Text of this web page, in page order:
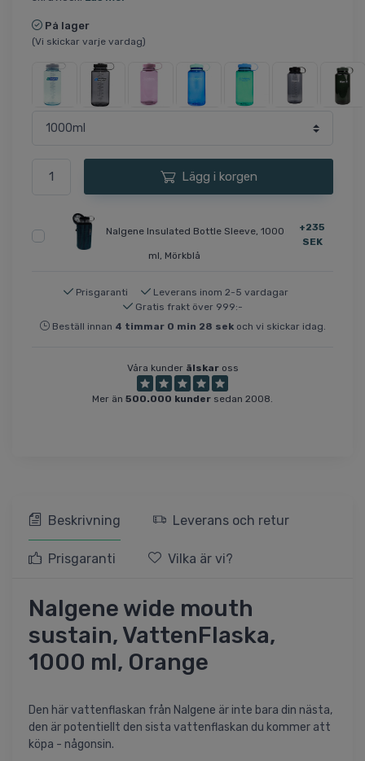
På lager
(Vi skickar varje vardag)
Lägg i korgen
Nalgene Insulated Bottle Sleeve, 1000
ml, Mörkblå
+235
SEK
Prisgaranti
Leverans inom 2-5 vardagar
Gratis frakt över 999:-
Beställ innan 4 timmar 0 min 28 sekoch vi skickar idag.
Våra kunder älskaross
Mer än 500.000 kunder sedan 2008.
Beskrivning Leverans och retur
Prisgaranti Vilka är vi?
Nalgene wide mouth
sustain, VattenFlaska,
1000 ml, Orange
Den här vattenflaskan från Nalgene är inte bara din nästa,
den är potentiellt den sista vattenflaskan du kommer att
köpa - någonsin.